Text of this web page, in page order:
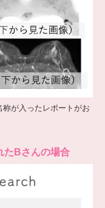
称が入ったレポートがお
たBさんの場合